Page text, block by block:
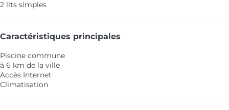
2 lits simples
Caractéristiques principales
Piscine commune
à 6 km de la ville
Accès Internet
Climatisation